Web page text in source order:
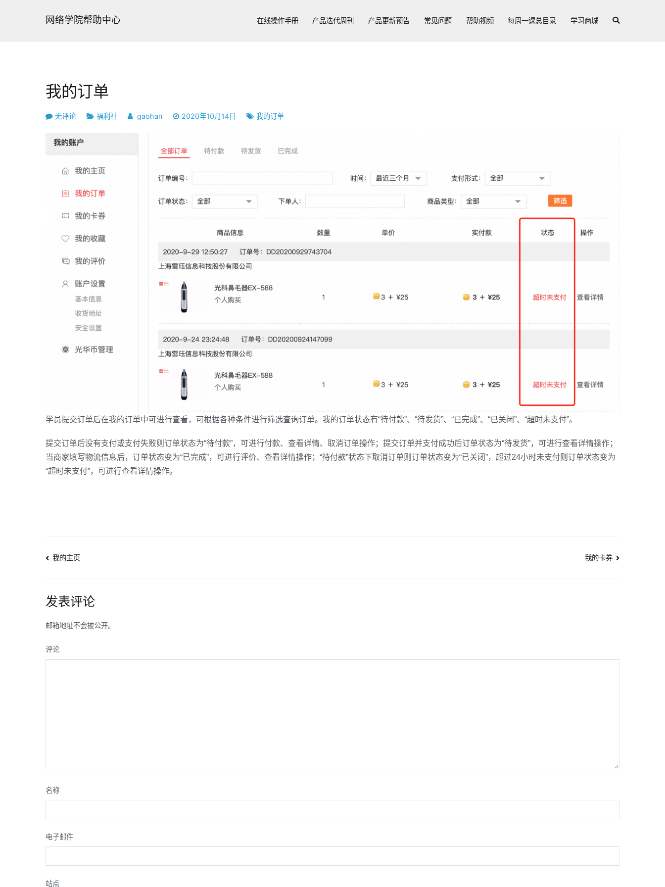
网络学院帮助中心 在线操作手册 产品迭代周刊 产品更新预告 常见问题 帮助视频 每周一课总目录 学习商城
我的订单
我
订
无评论 福利社 gaohan 2020年10月14日 我的订单
学员提交订单后在我的订单中可进行查看，可根据各种条件进行筛选查询订单。我的订单状态有“待付款”、“待发货”、“已完成”、“已关闭”、“超时未支付”。
提交订单后没有支付或支付失败则订单状态为“待付款”，可进行付款、查看详情、取消订单操作；提交订单并支付成功后订单状态为“待发货”，可进行查看详情操作；
当商家填写物流信息后，订单状态变为“已完成”，可进行评价、查看详情操作；“待付款”状态下取消订单则订单状态变为“已关闭”，超过24小时未支付则订单状态变为
“超时未支付”，可进行查看详情操作。
文
导
航
我的主页 我的卡券
发表评论
邮箱地址不会被公开。
评论
名称
电子邮件
站点